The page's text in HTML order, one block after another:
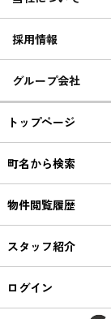
採用情報
グループ会社
トップページ
町名から検索
物件閲覧履歴
スタッフ紹介
ログイン